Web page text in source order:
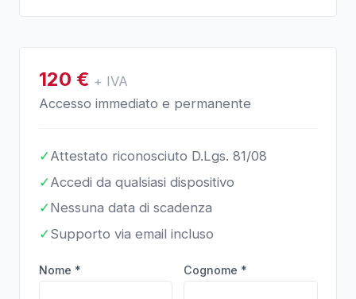
120 € + IVA
Accesso immediato e permanente
✓Attestato riconosciuto D.Lgs. 81/08
✓Accedi da qualsiasi dispositivo
✓Nessuna data di scadenza
✓Supporto via email incluso
Nome * Cognome *